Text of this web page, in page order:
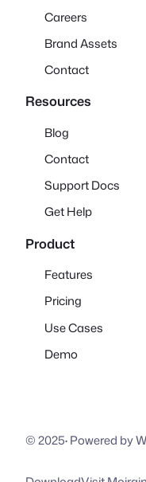
Careers
Brand Assets
Contact
Resources
Blog
Contact
Support Docs
Get Help
Product
Features
Pricing
Use Cases
Demo
© 2025·Powered by